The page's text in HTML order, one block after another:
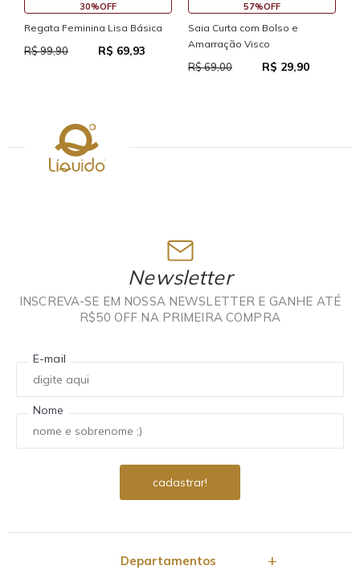
30%OFF
Regata Feminina Lisa Básica
R$ 99,90 R$ 69,93
57%OFF
Saia Curta com Bolso e
Amarração Visco
R$ 69,00 R$ 29,90
Newsletter
INSCREVA-SE EM NOSSA NEWSLETTER E GANHE ATÉ
R$50 OFF NA PRIMEIRA COMPRA
E-mail
Nome
Departamentos